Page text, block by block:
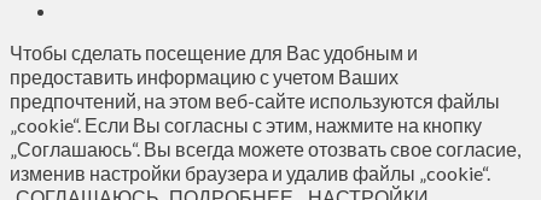
Чтобы сделать посещение для Вас удобным и
предоставить информацию с учетом Ваших
предпочтений, на этом веб-сайте используются файлы
„cookie“. Если Вы согласны с этим, нажмите на кнопку
„Соглашаюсь“. Вы всегда можете отозвать свое согласие,
изменив настройки браузера и удалив файлы „cookie“.